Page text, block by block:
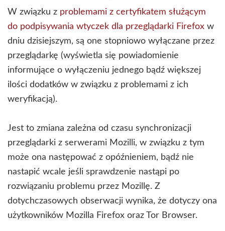
W związku z problemami z certyfikatem służącym
do podpisywania wtyczek dla przeglądarki Firefox w
dniu dzisiejszym, są one stopniowo wyłączane przez
przeglądarkę (wyświetla się powiadomienie
informujące o wyłączeniu jednego bądź większej
ilości dodatków w związku z problemami z ich
weryfikacją).
Jest to zmiana zależna od czasu synchronizacji
przeglądarki z serwerami Mozilli, w związku z tym
może ona następować z opóźnieniem, bądź nie
nastapić wcale jeśli sprawdzenie nastąpi po
rozwiązaniu problemu przez Mozillę. Z
dotychczasowych obserwacji wynika, że dotyczy ona
użytkowników Mozilla Firefox oraz Tor Browser.